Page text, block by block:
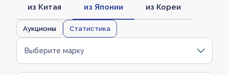
из Китая из Японии из Кореи
Аукционы Статистика
Выберите марку